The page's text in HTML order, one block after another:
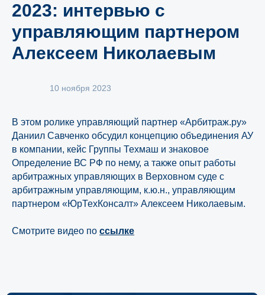
2023: интервью с
управляющим партнером
Алексеем Николаевым
10 ноября 2023
В этом ролике управляющий партнер «Арбитраж.ру»
Даниил Савченко обсудил концепцию объединения АУ
в компании, кейс Группы Техмаш и знаковое
Определение ВС РФ по нему, а также опыт работы
арбитражных управляющих в Верховном суде с
арбитражным управляющим, к.ю.н., управляющим
партнером «ЮрТехКонсалт» Алексеем Николаевым.
Смотрите видео по ссылке